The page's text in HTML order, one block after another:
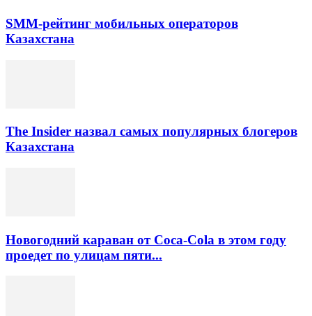
SMM-рейтинг мобильных операторов
Казахстана
The Insider назвал самых популярных блогеров
Казахстана
Новогодний караван от Coca-Cola в этом году
проедет по улицам пяти...